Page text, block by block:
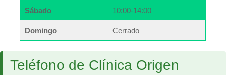
Sábado 10:00-14:00
Domingo Cerrado
Teléfono de Clínica Origen